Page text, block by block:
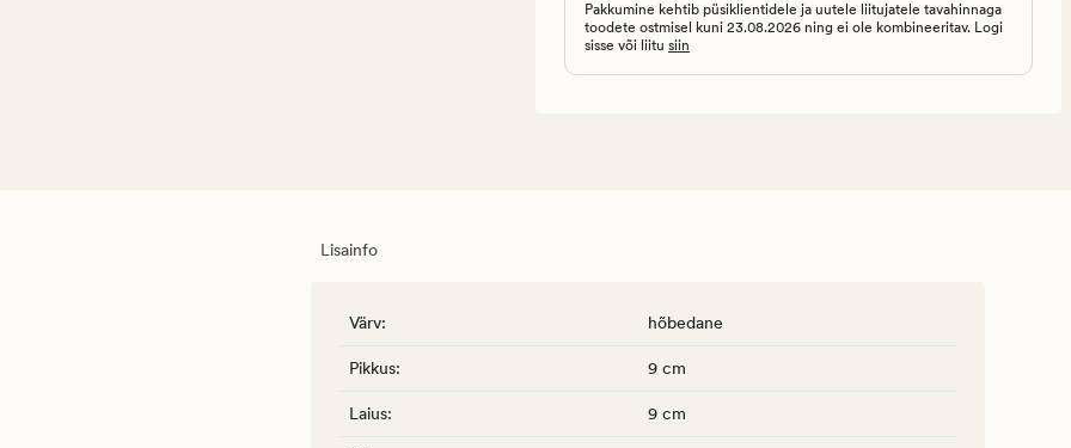
Pakkumine kehtib püsiklientidele ja uutele liitujatele tavahinnaga
toodete ostmisel kuni 23.08.2026 ning ei ole kombineeritav. Logi
sisse või liitu siin
Lisainfo
Värv: hõbedane
Pikkus: 9 cm
Laius: 9 cm